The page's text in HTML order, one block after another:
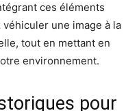
ces éléments
une image à la
tout en mettant en
environnement.
pour